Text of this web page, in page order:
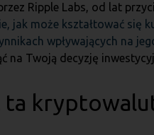
Ripple Labs, od lat
jak może kształtować się
wpływających na
na Twoją decyzję
ta